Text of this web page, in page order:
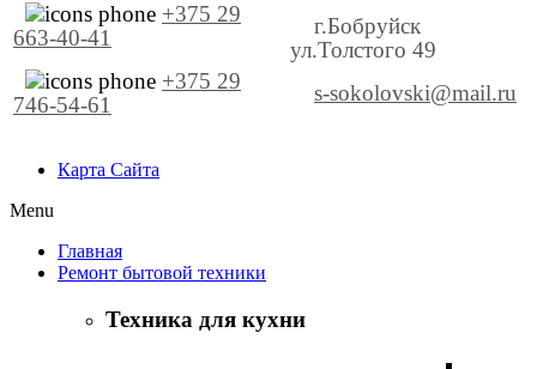
+375 29
663-40-41
+375 29
746-54-61
г.Бобруйск
ул.Толстого 49
s-sokolovski@mail.ru
Карта Сайта
Menu
Главная
Ремонт бытовой техники
Техника для кухни